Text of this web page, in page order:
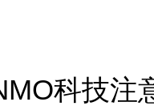
科技注意